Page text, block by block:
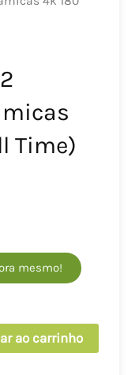
Time)
mesmo!
ao carrinho